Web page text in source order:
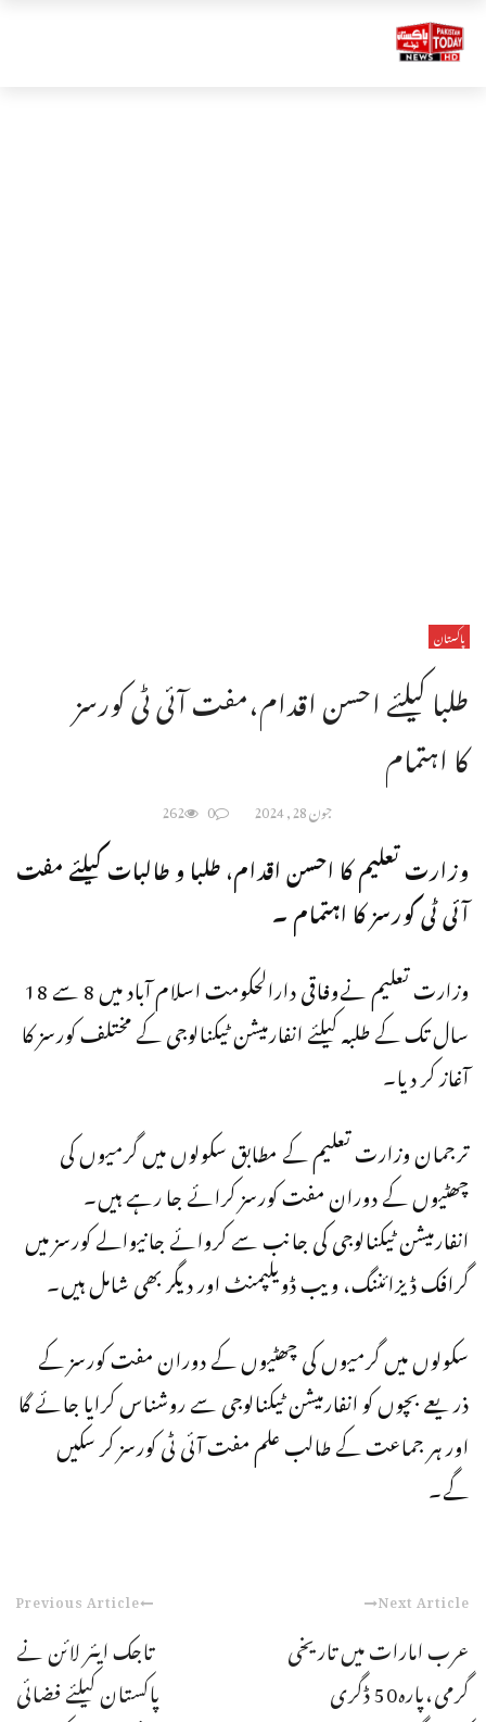
پاکستان
طلبا کیلئے احسن اقدام،مفت آئی ٹی کورسز
کا اہتمام
جون 28, 2024 0
262
وزارت تعلیم کا احسن اقدام، طلبا و طالبات کیلئے مفت
آئی ٹی کورسز کا اہتمام ۔
وزارت تعلیم نےوفاقی دارالحکومت اسلام آباد میں 8 سے 18
سال تک کے طلبہ کیلئے انفارمیشن ٹیکنالوجی کے مختلف کورسز کا
آغاز کر دیا۔
ترجمان وزارت تعلیم کے مطابق سکولوں میں گرمیوں کی
چھٹیوں کے دوران مفت کورسز کرائے جا رہے ہیں۔
انفارمیشن ٹیکنالوجی کی جانب سے کروائے جانیوالے کورسز میں
گرافک ڈیزائننگ، ویب ڈویلپمنٹ اور دیگر بھی شامل ہیں۔
سکولوں میں گرمیوں کی چھٹیوں کے دوران مفت کورسز کے
ذریعے بچوں کو انفارمیشن ٹیکنالوجی سے روشناس کرایا جائے گا
اور ہر جماعت کے طالب علم مفت آئی ٹی کورسز کر سکیں
گے۔
Previous Article
تاجک ایئر لائن نے
پاکستان کیلئے فضائی
Next Article
عرب امارات میں تاریخی
گرمی،پارہ50 ڈگری